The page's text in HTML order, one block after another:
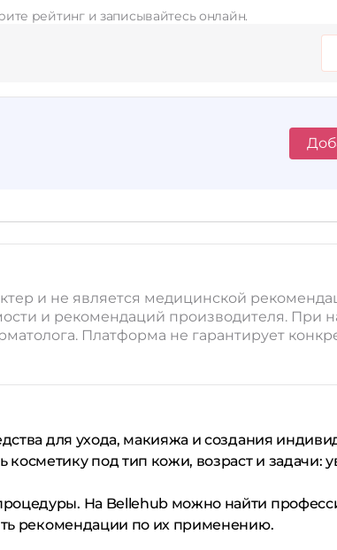
рейтинг и записывайтесь онлайн.
и не является медицинской
и рекомендаций производителя. При
Платформа не гарантирует
для ухода, макияжа и создания
под тип кожи, возраст и задачи:
На Bellehub можно найти
рекомендации по их применению.